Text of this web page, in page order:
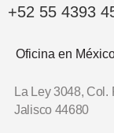
+52 55 4393
Oficina en
La Ley 3048,
Jalisco 44680